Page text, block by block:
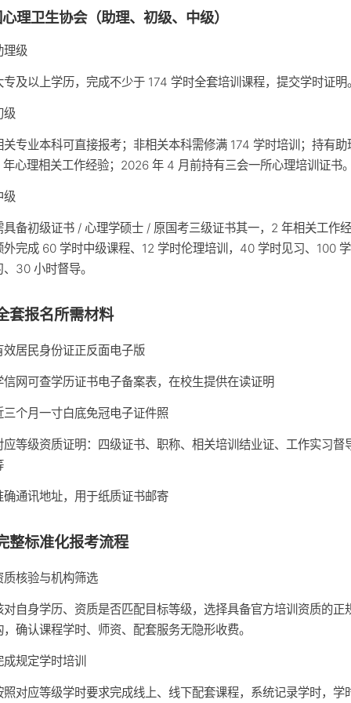
理卫生协会（助理、初级、中级）
理级
专及以上学历，完成不少于 174 学时全套培训课程，提交学时证明。
级
关专业本科可直接报考；非相关本科需修满 174 学时培训；持有助
心理相关工作经验；2026 年 4 月前持有三会一所心理培训证书。
级
具备初级证书 / 心理学硕士 / 原国考三级证书其一，2 年相关工作经
外完成 60 学时中级课程、12 学时伦理培训，40 学时见习、100
、30 小时督导。
套报名所需材料
效居民身份证正反面电子版
信网可查学历证书电子备案表，在校生提供在读证明
三个月一寸白底免冠电子证件照
应等级资质证明：四级证书、职称、相关培训结业证、工作实习督
确通讯地址，用于纸质证书邮寄
整标准化报考流程
质核验与机构筛选
对自身学历、资质是否匹配目标等级，选择具备官方培训资质的正
，确认课程学时、师资、配套服务无隐形收费。
成规定学时培训
照对应等级学时要求完成线上、线下配套课程，系统记录学时，学